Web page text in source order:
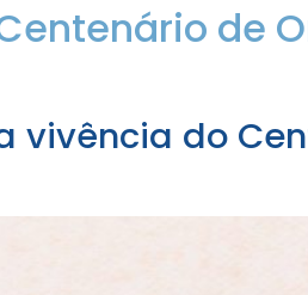
de
vivência do